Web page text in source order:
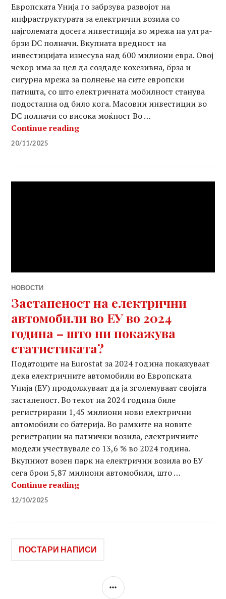
Европската Унија го забрзува развојот на
инфраструктурата за електрични возила со
најголемата досега инвестиција во мрежа на ултра-
брзи DC полначи. Вкупната вредност на
инвестицијата изнесува над 600 милиони евра. Овој
чекор има за цел да создаде кохезивна, брза и
сигурна мрежа за полнење на сите европски
патишта, со што електричната мобилност станува
подостапна од било кога. Масовни инвестиции во
DC полначи со висока моќност Во …
Continue readingЕУ најавува масовна експанзија
20/11/2025
НОВОСТИ
Застапеност на електрични
автомобили во ЕУ во 2024
година – што ни покажува
статистиката?
Податоците на Eurostat за 2024 година покажуваат
дека електричните автомобили во Европската
Унија (ЕУ) продолжуваат да ја зголемуваат својата
застапеност. Во текот на 2024 година биле
регистрирани 1,45 милиони нови електрични
автомобили со батерија. Во рамките на новите
регистрации на патнички возила, електричните
модели учествувале со 13,6 % во 2024 година.
Вкупниот возен парк на електрични возила во ЕУ
сега брои 5,87 милиони автомобили, што …
Continue readingЗастапеност на електрични
12/10/2025
Навигација
ПОСТАРИ НАПИСИ
SIDEBAR